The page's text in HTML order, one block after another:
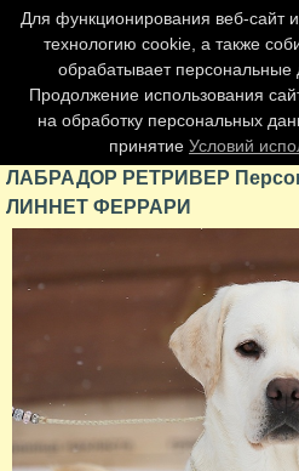
Главная страница
Обновления сайта
Контакты
Персоналии
Форум
ЛАБРАДОР РЕТРИВЕР
ЛИННЕТ ФЕРРАРИ
Для функционирования веб-сайт
технологию cookie, а также
обрабатывает персональные
Продолжение использования
на обработку персональных
принятие Условий